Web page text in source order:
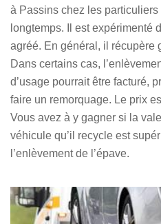
à Passins chez les
longtemps. Il est expérimenté
agréé. En général, il récupère
Dans certains cas,
d’usage pourrait être facturé,
faire un remorquage. Le prix
Vous avez à y gagner si la
véhicule qu’il recycle est
l’enlèvement de l’épave.